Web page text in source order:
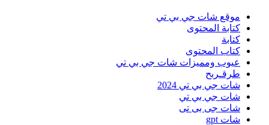
موقع شات جي بي تي
كتابة المحتوى
كتابة
كتاب المحتوى
عيوب ومميزات شات جي بي تي
طرقـربح
شات جي بي تي 2024
شات جي بي تي
شات جى بى تى
شات gpt